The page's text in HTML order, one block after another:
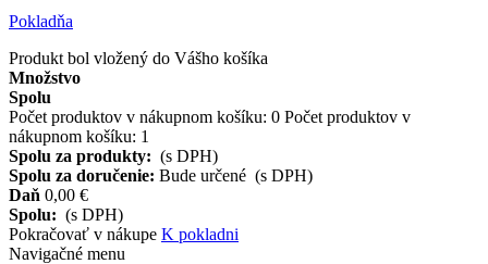
Pokladňa
Produkt bol vložený do Vášho košíka
Množstvo
Spolu
Počet produktov v nákupnom košíku: 0 Počet produktov v
nákupnom košíku: 1
Spolu za produkty: (s DPH)
Spolu za doručenie: Bude určené (s DPH)
Daň 0,00 €
Spolu: (s DPH)
Pokračovať v nákupe K pokladni
Navigačné menu